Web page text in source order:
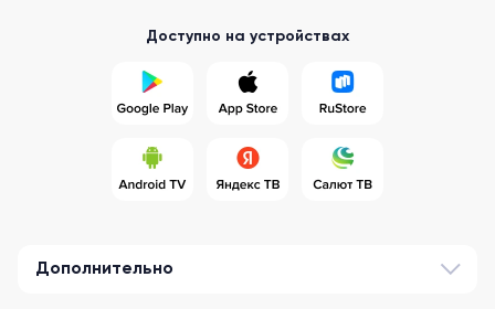
Доступно на устройствах
Дополнительно